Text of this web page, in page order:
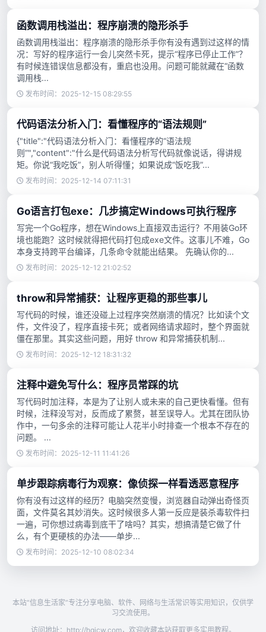
函数调用栈溢出：程序崩溃的隐形杀手
函数调用栈溢出：程序崩溃的隐形杀手你有没有遇到过这样的情
况：写好的程序运行一会儿突然卡死，提示“程序已停止工作”？
有时候连错误信息都没有，重启也没用。问题可能就藏在“函数
调用栈...
发布时间：2025-12-15 08:29:55
代码语法分析入门：看懂程序的“语法规则”
{"title":"代码语法分析入门：看懂程序的“语法规
则”","content":"什么是代码语法分析写代码就像说话，得讲规
矩。你说“我吃饭”，别人听得懂；如果说成“饭吃我”...
发布时间：2025-12-14 07:11:31
Go语言打包exe：几步搞定Windows可执行程序
写完一个Go程序，想在Windows上直接双击运行？不用装Go环
境也能跑？这时候就得把代码打包成exe文件。这事儿不难，Go
本身支持跨平台编译，几条命令就能出结果。 先确认你的...
发布时间：2025-12-12 21:02:52
throw和异常捕获：让程序更稳的那些事儿
写代码的时候，谁还没碰上过程序突然崩溃的情况？比如读个文
件，文件没了，程序直接卡死；或者网络请求超时，整个界面就
僵在那里。其实这些问题，用好 throw 和异常捕获机制...
发布时间：2025-12-12 18:31:32
注释中避免写什么：程序员常踩的坑
写代码时加注释，本是为了让别人或未来的自己更快看懂。但有
时候，注释没写对，反而成了累赘，甚至误导人。尤其在团队协
作中，一句多余的注释可能让人花半小时排查一个根本不存在的
问题。 ...
发布时间：2025-12-11 11:41:26
单步跟踪病毒行为观察：像侦探一样看透恶意程序
你有没有过这样的经历？电脑突然变慢，浏览器自动弹出奇怪页
面，文件莫名其妙消失。这时候很多人第一反应是装杀毒软件扫
一遍，可你想过病毒到底干了啥吗？其实，想搞清楚它做了什
么，有个更硬核的办法——单步...
发布时间：2025-12-10 08:02:34
本站“信息生活家”专注分享电脑、软件、网络与生活常识等实用知识，仅供学
习交流使用。
访问地址：http://hqjcw.com，欢迎收藏本站获取更多实用教程。